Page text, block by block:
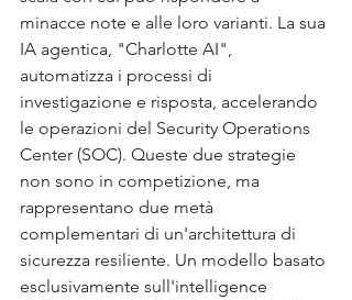
minacce note e alle loro varianti. La sua
IA agentica, "Charlotte AI",
automatizza i processi di
investigazione e risposta, accelerando
le operazioni del Security Operations
Center (SOC). Queste due strategie
non sono in competizione, ma
rappresentano due metà
complementari di un'architettura di
sicurezza resiliente. Un modello basato
esclusivamente sull'intelligence